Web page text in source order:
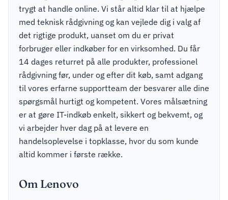
trygt at handle online. Vi står altid klar til at hjælpe
med teknisk rådgivning og kan vejlede dig i valg af
det rigtige produkt, uanset om du er privat
forbruger eller indkøber for en virksomhed. Du får
14 dages returret på alle produkter, professionel
rådgivning før, under og efter dit køb, samt adgang
til vores erfarne supportteam der besvarer alle dine
spørgsmål hurtigt og kompetent. Vores målsætning
er at gøre IT-indkøb enkelt, sikkert og bekvemt, og
vi arbejder hver dag på at levere en
handelsoplevelse i topklasse, hvor du som kunde
altid kommer i første række.
Om Lenovo